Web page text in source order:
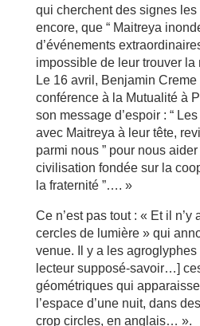
qui cherchent des signes les
encore, que “ Maitreya
d’événements
impossible de leur trouver la
Le 16 avril, Benjamin
conférence à la Mutualité à
son message d’espoir : “
avec Maitreya à leur tête,
parmi nous ” pour nous aider
civilisation fondée sur la
la fraternité ”…. »
Ce n’est pas tout : « Et il n’y
cercles de lumière » qui
venue. Il y a les agroglyphes
lecteur supposé-savoir…]
géométriques qui
l’espace d’une nuit, dans
crop circles, en anglais… ».